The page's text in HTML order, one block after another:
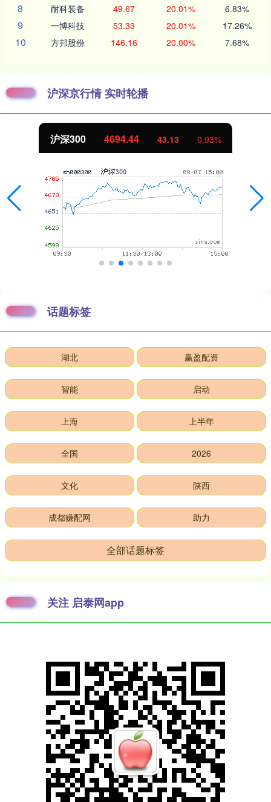
8 耐科装备 49.67 20.01% 6.83%
9 一博科技 53.33 20.01% 17.26%
10 方邦股份 146.16 20.00% 7.68%
沪深京行情 实时轮播
北证50 1134.24 11.37 1.01%
话题标签
湖北 赢盈配资
智能 启动
上海 上半年
全国 2026
文化 陕西
成都赚配网 助力
全部话题标签
关注 启泰网app